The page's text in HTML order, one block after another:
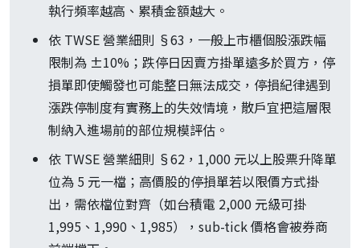
執行頻率越高、累積金額越大。
依 TWSE 營業細則 §63，一般上市櫃個股漲跌幅
限制為 ±10%；跌停日因賣方掛單遠多於買方，停
損單即使觸發也可能整日無法成交，停損紀律遇到
漲跌停制度有實務上的失效情境，散戶宜把這層限
制納入進場前的部位規模評估。
依 TWSE 營業細則 §62，1,000 元以上股票升降單
位為 5 元一檔；高價股的停損單若以限價方式掛
出，需依檔位對齊（如台積電 2,000 元級可掛
1,995、1,990、1,985），sub-tick 價格會被券商